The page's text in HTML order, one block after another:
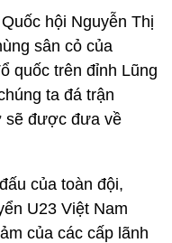
hội Nguyễn Thị
sân cỏ của
quốc trên đỉnh Lũng
ta đá trận
sẽ được đưa về
của toàn đội,
U23 Việt Nam
của các cấp lãnh